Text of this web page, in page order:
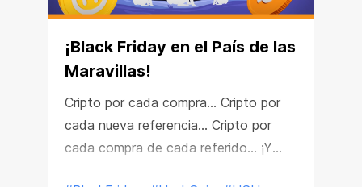
¡Black Friday en el País de las
Maravillas!
Cripto por cada compra... Cripto por
cada nueva referencia... Cripto por
cada compra de cada referido... ¡Y